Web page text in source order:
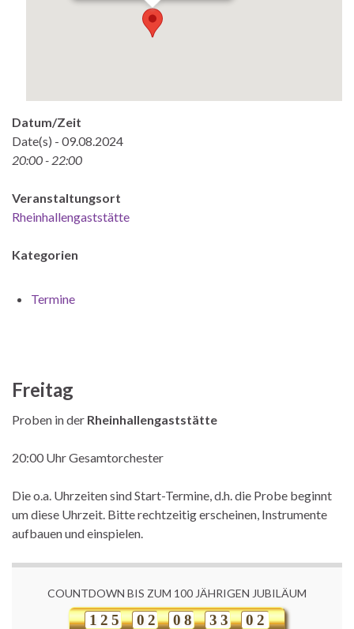
Datum/Zeit
Date(s) - 09.08.2024
20:00 - 22:00
Veranstaltungsort
Rheinhallengaststätte
Kategorien
Termine
Freitag
Proben in der Rheinhallengaststätte
20:00 Uhr Gesamtorchester
Die o.a. Uhrzeiten sind Start-Termine, d.h. die Probe beginnt
um diese Uhrzeit. Bitte rechtzeitig erscheinen, Instrumente
aufbauen und einspielen.
COUNTDOWN BIS ZUM 100 JÄHRIGEN JUBILÄUM
1 2 5 0 2 0 8 3 3 0 2